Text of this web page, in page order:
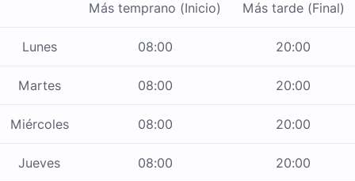
Más temprano (Inicio) Más tarde (Final)
Lunes 08:00 20:00
Martes 08:00 20:00
Miércoles 08:00 20:00
Jueves 08:00 20:00